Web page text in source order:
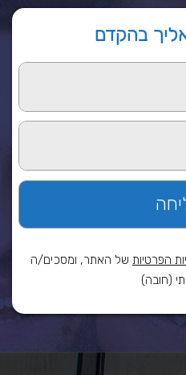
בהקדם
הפרטיות של האתר, ומסכים/ה
(חובה)